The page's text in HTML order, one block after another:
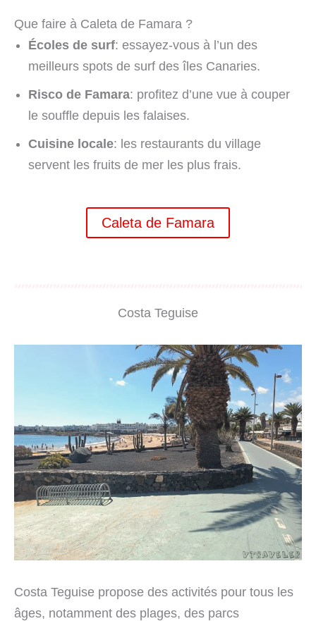
Que faire à Caleta de Famara ?
Écoles de surf: essayez-vous à l’un des
meilleurs spots de surf des îles Canaries.
Risco de Famara: profitez d’une vue à couper
le souffle depuis les falaises.
Cuisine locale: les restaurants du village
servent les fruits de mer les plus frais.
Caleta de Famara
Costa Teguise
Costa Teguise propose des activités pour tous les
âges, notamment des plages, des parcs